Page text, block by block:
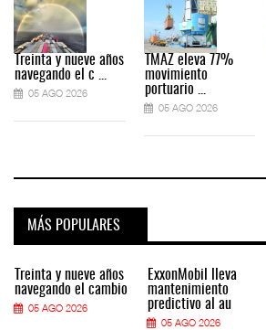
Treinta y nueve años
navegando el c ...
05 AGO 2026
TMAZ eleva 77%
movimiento
portuario ...
05 AGO 2026
MÁS POPULARES
Treinta y nueve años
navegando el cambio
05 AGO 2026
ExxonMobil lleva
mantenimiento
predictivo al au
05 AGO 2026